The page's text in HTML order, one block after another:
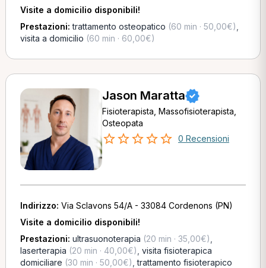
Visite a domicilio disponibili!
Prestazioni:trattamento osteopatico (60 min · 50,00€)
visita a domicilio (60 min · 60,00€)
Jason Maratta
Fisioterapista, Massofisioterapista,
Osteopata
0 Recensioni
Indirizzo: Via Sclavons 54/A - 33084 Cordenons (PN)
Visite a domicilio disponibili!
Prestazioni: ultrasuonoterapia (20 min · 35,00€)
laserterapia (20 min · 40,00€) visita fisioterapica
domiciliare (30 min · 50,00€) ,trattamento fisioterapico